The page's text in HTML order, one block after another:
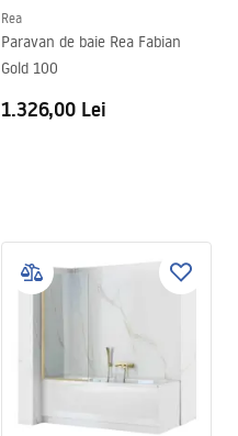
Rea
Paravan de baie Rea Fabian
Gold 100
1.326,00 Lei